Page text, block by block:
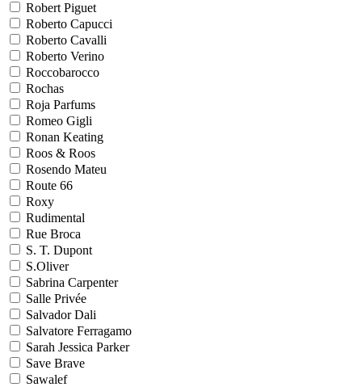
Robert Piguet
Roberto Capucci
Roberto Cavalli
Roberto Verino
Roccobarocco
Rochas
Roja Parfums
Romeo Gigli
Ronan Keating
Roos & Roos
Rosendo Mateu
Route 66
Roxy
Rudimental
Rue Broca
S. T. Dupont
S.Oliver
Sabrina Carpenter
Salle Privée
Salvador Dali
Salvatore Ferragamo
Sarah Jessica Parker
Save Brave
Sawalef